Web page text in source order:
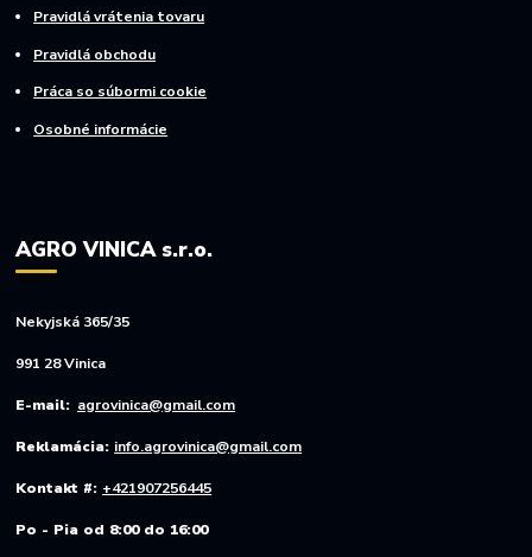
Pravidlá vrátenia tovaru
Pravidlá obchodu
Práca so súbormi cookie
Osobné informácie
AGRO VINICA s.r.o.
Nekyjská 365/35
991 28 Vinica
E-mail: agrovinica@gmail.com
Reklamácia: info.agrovinica@gmail.com
Kontakt #: +421907256445
Po - Pia od 8:00 do 16:00